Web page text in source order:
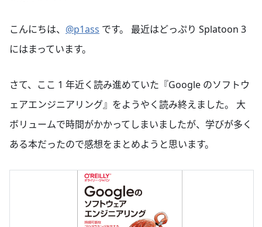
こんにちは、 @p1ass です。 最近はどっぷり Splatoon 3
にはまっています。
さて、ここ 1 年近く読み進めていた『Google のソフトウ
ェアエンジニアリング』をようやく読み終えました。 大
ボリュームで時間がかかってしまいましたが、学びが多く
ある本だったので感想をまとめようと思います。